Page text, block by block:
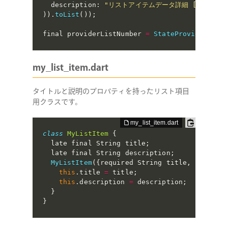
  description
: "リストアイテムデータ詳細 [$e]"
) ) . toList ( ) ) ;
final providerListNumber = StateProvider
my_list_item.dart
タイトルと説明のプロパティを持ったリスト項目
用クラスです。
class MyListItem {
  late final String title
;
  late final String description
;
MyListItem( { required String title ,
this .title = title ;
this .description = description ;
}
}